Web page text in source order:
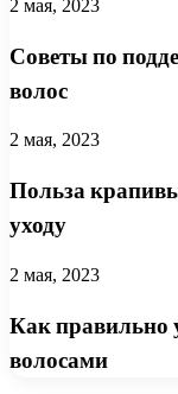
2 мая, 2023
Советы по
волос
2 мая, 2023
Польза
уходу
2 мая, 2023
Как правильно
волосами